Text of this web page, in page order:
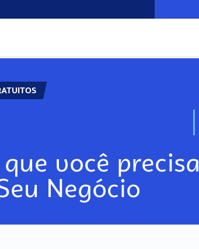
N
você precisa
Negócio